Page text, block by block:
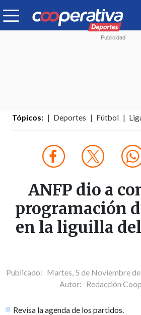
Tópicos: Deportes Fútbol
ANFP dio a
programación
en la liguilla
Publicado: Martes, 5 de Noviembre
Autor: Redacción
Revisa la agenda de los partidos.